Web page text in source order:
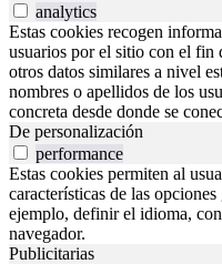
analytics
Estas cookies recogen
usuarios por el sitio con el fin
otros datos similares a nivel
nombres o apellidos de los
concreta desde donde se
De personalización
performance
Estas cookies permiten al
características de las
ejemplo, definir el idioma,
navegador.
Publicitarias